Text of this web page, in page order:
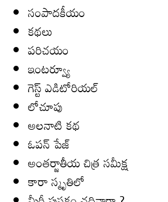
సంపాదకీయం
కథలు
పరిచయం
ఇంటర్వ్యూ
గెస్ట్ ఎడిటోరియల్
లోచూపు
అల‌నాటి క‌థ‌
ఓపన్ పేజ్
అంతర్జాతీయ చిత్ర సమీక్ష
కారా స్మృతిలో